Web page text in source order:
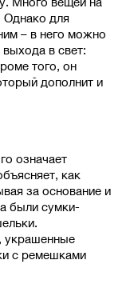
Однако для
– в него можно
в свет:
того, он
дополнит и
означает
как
за основание и
были сумки-
украшенные
с ремешками